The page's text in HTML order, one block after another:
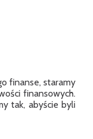
finanse, staramy
finansowych.
tak, abyście byli